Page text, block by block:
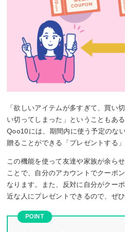
「欲しいアイテムが多すぎて、買い
い切ってしまった」ということもあ
Qoo10には、期間内に使う予定のな
贈ることができる「プレゼントする
この機能を使って友達や家族が余ら
ことで、自分のアカウントでクーポ
なります。また、反対に自分がクー
近な人にプレゼントできるので、ぜ